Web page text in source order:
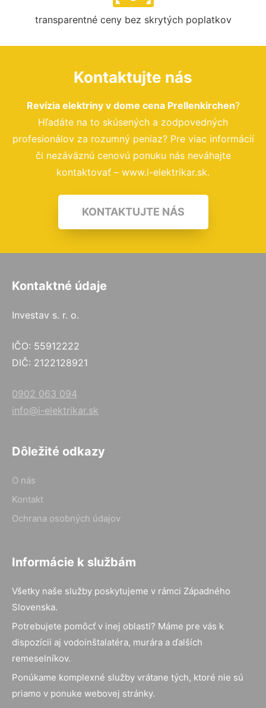
transparentné ceny bez skrytých poplatkov
Kontaktujte nás
Revízia elektriny v dome cena Prellenkirchen?
Hľadáte na to skúsených a zodpovedných
profesionálov za rozumný peniaz? Pre viac informácií
či nezáväznú cenovú ponuku nás neváhajte
kontaktovať – www.i-elektrikar.sk.
KONTAKTUJTE NÁS
Kontaktné údaje
Investav s. r. o.
IČO: 55912222
DIČ: 2122128921
0902 063 094
info@i-elektrikar.sk
Dôležité odkazy
O nás
Kontakt
Ochrana osobných údajov
Informácie k službám
Všetky naše služby poskytujeme v rámci Západného
Slovenska.
Potrebujete pomôcť v inej oblasti? Máme pre vás k
dispozícii aj vodoinštalatéra, murára a ďalších
remeselníkov.
Ponúkame komplexné služby vrátane tých, ktoré nie sú
priamo v ponuke webovej stránky.